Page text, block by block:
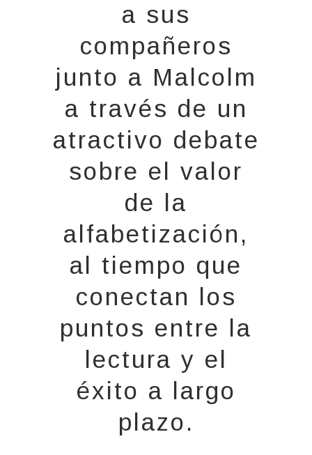
a sus
compañeros
junto a Malcolm
a través de un
atractivo debate
sobre el valor
de la
alfabetización,
al tiempo que
conectan los
puntos entre la
lectura y el
éxito a largo
plazo.